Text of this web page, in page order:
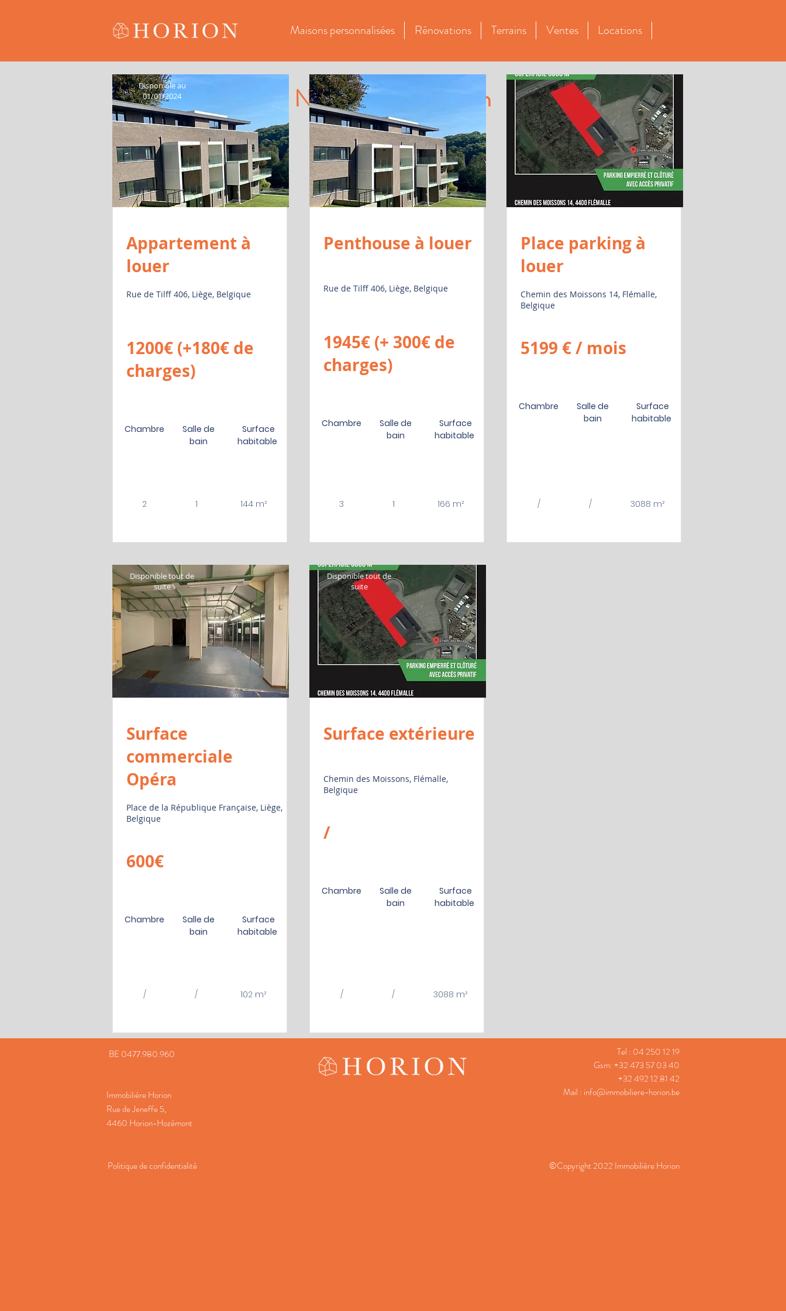
Maisons personnalisées Rénovations Terrains Ventes Locations
Nos biens en location
Disponible au
01/01/2024
Appartement à
louer
Rue de Tilff 406, Liège, Belgique
1200€ (+180€ de
charges)
Chambre
Salle de
bain
Surface
habitable
2 1 144 m²
Disponible
tout de suite
Disponible tout de
suite
Surface
commerciale
Opéra
Place de la République Française, Liège,
Belgique
600€
Chambre
Salle de
bain
Surface
habitable
/ / 102 m²
Penthouse à louer
Rue de Tilff 406, Liège, Belgique
1945€ (+ 300€ de
charges)
Chambre
Salle de
bain
Surface
habitable
3 1 166 m²
Disponible
tout de suite
Disponible tout de
suite
Surface extérieure
Chemin des Moissons, Flémalle,
Belgique
/
Chambre
Salle de
bain
Surface
habitable
/ / 3088 m²
Place parking à
louer
Chemin des Moissons 14, Flémalle,
Belgique
5199 € / mois
Chambre
Salle de
bain
Surface
habitable
/ / 3088 m²
BE 0477.980.960
Immobilière Horion
Rue de Jeneffe 5,
4460 Horion-Hozémont
Politique de confidentialité
Tel : 04 250 12 19
Gsm: +32 473 57 03 40
+32 492 12 81 42
Mail : info@immobiliere-horion.be
©Copyright 2022 Immobilière Horion